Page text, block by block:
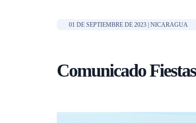
01 DE SEPTIEMBRE DE 2023 | NICARAGUA
Comunicado